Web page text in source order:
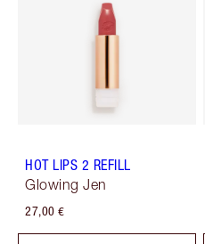
HOT LIPS 2 REFILL
Glowing Jen
27,00 €